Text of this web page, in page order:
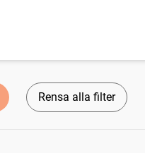
Rensa alla filter